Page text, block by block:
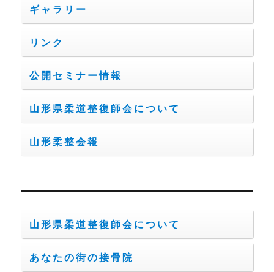
ギャラリー
リンク
公開セミナー情報
山形県柔道整復師会について
山形柔整会報
山形県柔道整復師会について
あなたの街の接骨院